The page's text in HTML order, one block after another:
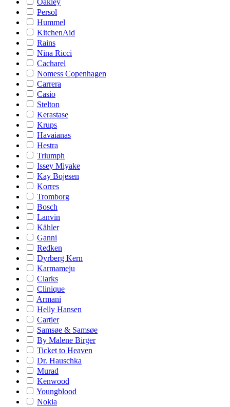
Oakley
Persol
Hummel
KitchenAid
Rains
Nina Ricci
Cacharel
Nomess Copenhagen
Carrera
Casio
Stelton
Kerastase
Krups
Havaianas
Hestra
Triumph
Issey Miyake
Kay Bojesen
Korres
Tromborg
Bosch
Lanvin
Kähler
Ganni
Redken
Dyrberg Kern
Karmameju
Clarks
Clinique
Armani
Helly Hansen
Cartier
Samsøe & Samsøe
By Malene Birger
Ticket to Heaven
Dr. Hauschka
Murad
Kenwood
Youngblood
Nokia